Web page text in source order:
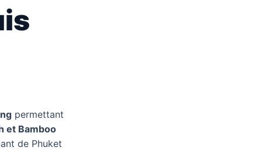
permettant
et Bamboo
de Phuket